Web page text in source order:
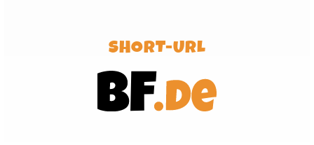
SHORT-URL